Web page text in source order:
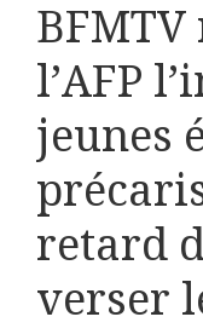
l’AFP
jeunes
retard
verser